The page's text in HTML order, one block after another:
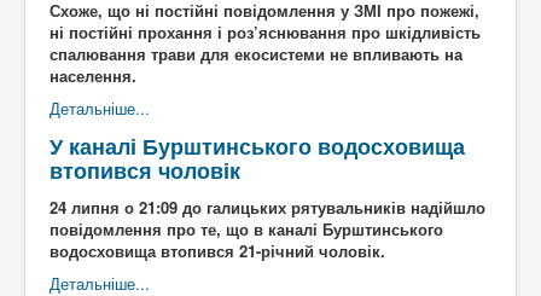
Схоже, що ні постійні повідомлення у ЗМІ про пожежі,
ні постійні прохання і роз’яснювання про шкідливість
спалювання трави для екосистеми не впливають на
населення.
Детальніше...
У каналі Бурштинського водосховища
втопився чоловік
24 липня о 21:09 до галицьких рятувальників надійшло
повідомлення про те, що в каналі Бурштинського
водосховища втопився 21-річний чоловік.
Детальніше...